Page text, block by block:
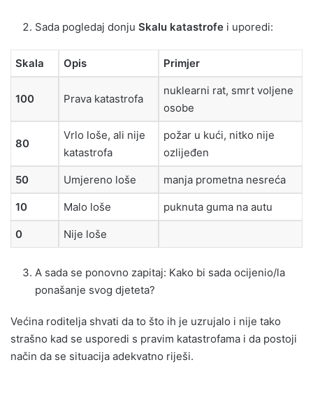
Sada pogledaj donju Skalu katastrofe i uporedi:
Skala Opis Primjer
100 Prava katastrofa
nuklearni rat, smrt voljene
osobe
80
Vrlo loše, ali nije
katastrofa
požar u kući, nitko nije
ozlijeđen
50 Umjereno loše manja prometna nesreća
10 Malo loše puknuta guma na autu
0 Nije loše
A sada se ponovno zapitaj: Kako bi sada ocijenio/la
ponašanje svog djeteta?
Većina roditelja shvati da to što ih je uzrujalo i nije tako
strašno kad se usporedi s pravim katastrofama i da postoji
način da se situacija adekvatno riješi.